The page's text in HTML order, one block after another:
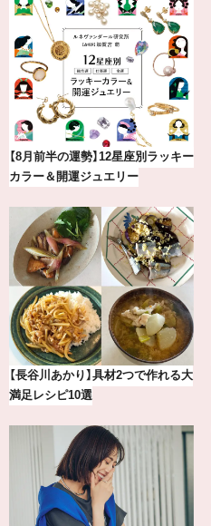
【2026年8月】鏡リュウジの12星座
別占い
【銀座かねまつ】おしゃれ＆快適な
黒スニーカー4選